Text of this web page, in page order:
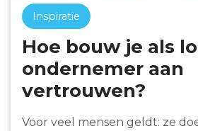
Inspiratie
Hoe bouw je als
ondernemer aan
vertrouwen?
Voor veel mensen geldt: ze